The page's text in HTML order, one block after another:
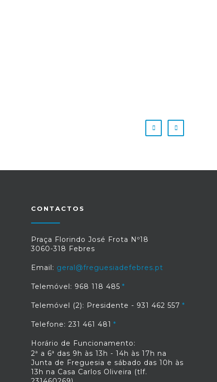
CONTACTOS
Praça Florindo José Frota Nº18
3060-318 Febres
Email: geral@freguesiadefebres.pt
Telemóvel: 968 118 485
Telemóvel (2): Presidente - 931 462 557
Telefone: 231 461 481
Horário de Funcionamento:
2ª a 6ª das 9h às 13h - 14h às 17h na
Junta de Freguesia e sábado das 10h às
13h na Casa Carlos Oliveira (tlf.